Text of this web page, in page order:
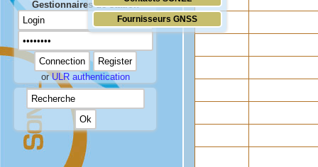
Fournisseurs GNSS
Gestionnaires de station
orULR authentication